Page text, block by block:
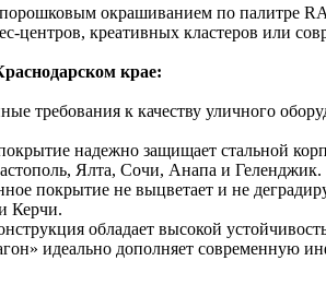
окрашиванием по палитре
центров, креативных кластеров или
крае:
требования к качеству уличного
надежно защищает стальной
Ялта, Сочи, Анапа и Геленджик.
покрытие не выцветает и не
Керчи.
обладает высокой
идеально дополняет современную